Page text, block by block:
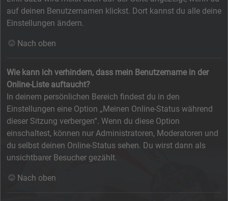
auf deinen Benutzernamen klickst. Dort kannst du alle deine
Einstellungen ändern.
Nach oben
Wie kann ich verhindern, dass mein Benutzername in der
Online-Liste auftaucht?
In deinem persönlichen Bereich findest du in den
Einstellungen eine Option „Meinen Online-Status während
dieser Sitzung verbergen“. Wenn du diese Option
einschaltest, können nur Administratoren, Moderatoren und
du selbst deinen Online-Status sehen. Du wirst dann als
unsichtbarer Besucher gezählt.
Nach oben